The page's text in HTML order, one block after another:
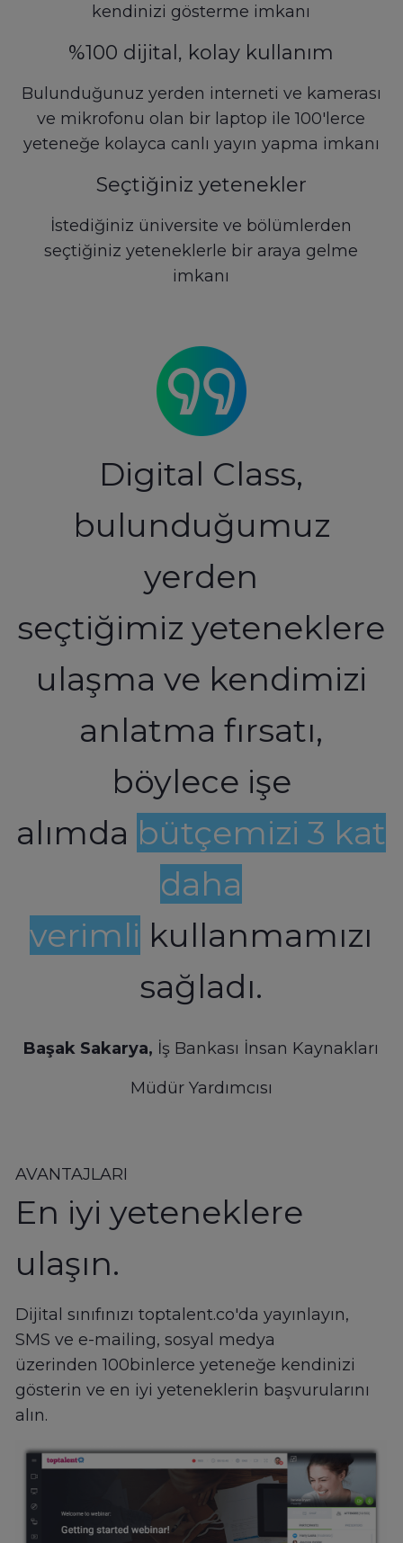
kendinizi gösterme imkanı
%100 dijital, kolay kullanım
Bulunduğunuz yerden interneti ve kamerası
ve mikrofonu olan bir laptop ile 100'lerce
yeteneğe kolayca canlı yayın yapma imkanı
Seçtiğiniz yetenekler
İstediğiniz üniversite ve bölümlerden
seçtiğiniz yeteneklerle bir araya gelme
imkanı
Digital Class,
bulunduğumuz
yerden
seçtiğimiz yeteneklere
ulaşma ve kendimizi
anlatma fırsatı,
böylece işe
alımda bütçemizi 3 kat
daha
verimli kullanmamızı
sağladı.
Başak Sakarya, İş Bankası İnsan Kaynakları
Müdür Yardımcısı
AVANTAJLARI
En iyi yeteneklere
ulaşın.
Dijital sınıfınızı toptalent.co'da yayınlayın,
SMS ve e-mailing, sosyal medya
üzerinden 100binlerce yeteneğe kendinizi
gösterin ve en iyi yeteneklerin başvurularını
alın.